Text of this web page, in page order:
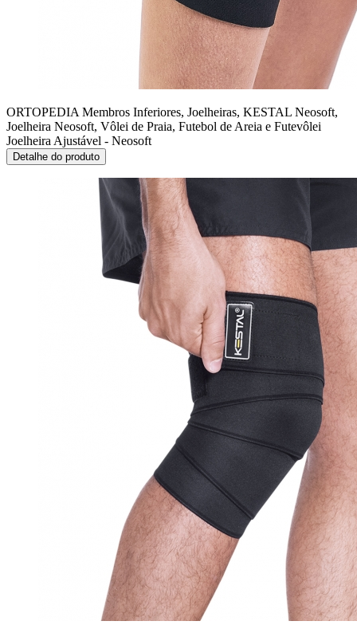
ORTOPEDIA Membros Inferiores, Joelheiras, KESTAL Neosoft,
Joelheira Neosoft, Vôlei de Praia, Futebol de Areia e Futevôlei
Joelheira Ajustável - Neosoft
Detalhe do produto